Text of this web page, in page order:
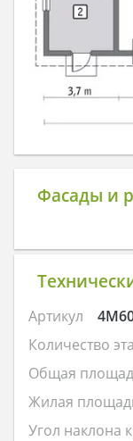
Фасады и
Артикул
Количество
Общая
Жилая
Угол наклона